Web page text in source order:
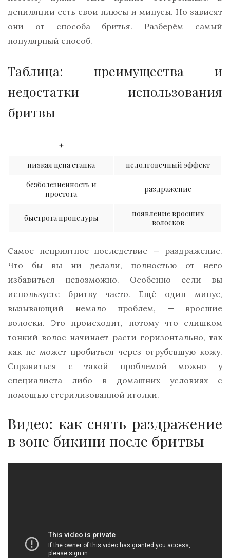
депиляции есть свои плюсы и минусы. Но зависят
они от способа бритья. Разберём самый
популярный способ.
Таблица: преимущества и
недостатки использования
бритвы
+
—
низкая цена станка
недолговечный эффект
безболезненность и
простота
раздражение
быстрота процедуры
появление вросших
волосков
Самое неприятное последствие — раздражение.
Что бы вы ни делали, полностью от него
избавиться невозможно. Особенно если вы
используете бритву часто. Ещё один минус,
вызывающий немало проблем, — вросшие
волоски. Это происходит, потому что слишком
тонкий волос начинает расти горизонтально, так
как не может пробиться через огрубевшую кожу.
Справиться с такой проблемой можно у
специалиста либо в домашних условиях с
помощью стерилизованной иголки.
Видео: как снять раздражение
в зоне бикини после бритвы